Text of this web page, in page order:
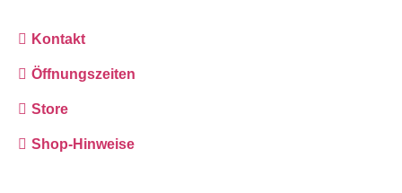
Kontakt
Öffnungszeiten
Store
Shop-Hinweise